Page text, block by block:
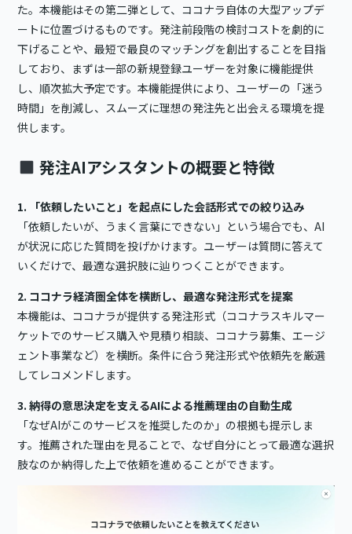
た。本機能はその第二弾として、ココナラ自体の大型アップデ
ートに位置づけるものです。発注前段階の検討コストを劇的に
下げることや、最短で最良のマッチングを創出することを目指
しており、まずは一部の新規登録ユーザーを対象に機能提供
し、順次拡大予定です。本機能提供により、ユーザーの「迷う
時間」を削減し、スムーズに理想の発注先と出会える環境を提
供します。
発注AIアシスタントの概要と特徴
1. 「依頼したいこと」を起点にした会話形式での絞り込み
「依頼したいが、うまく言葉にできない」という場合でも、AI
が状況に応じた質問を投げかけます。ユーザーは質問に答えて
いくだけで、最適な選択肢に辿りつくことができます。
2. ココナラ経済圏全体を横断し、最適な発注形式を提案
本機能は、ココナラが提供する発注形式（ココナラスキルマー
ケットでのサービス購入や見積り相談、ココナラ募集、エージ
ェント事業など）を横断。条件に合う発注形式や依頼先を厳選
してレコメンドします。
3. 納得の意思決定を支えるAIによる推薦理由の自動生成
「なぜAIがこのサービスを推奨したのか」の根拠も提示しま
す。推薦された理由を見ることで、なぜ自分にとって最適な選択
肢なのか納得した上で依頼を進めることができます。